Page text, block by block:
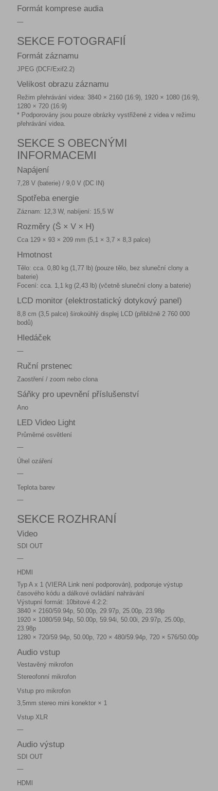
Formát komprese audia
—
SEKCE FOTOGRAFIÍ
Formát záznamu
JPEG (DCF/Exif2.2)
Velikost obrazu záznamu
Režim přehrávání videa: 3840 × 2160 (16:9), 1920 × 1080 (16:9),
1280 × 720 (16:9)
* Podporovány jsou pouze obrázky vystřižené z videa v režimu
přehrávání videa.
SEKCE S OBECNÝMI
INFORMACEMI
Napájení
7,28 V (baterie) / 9,0 V (DC IN)
Spotřeba energie
Záznam: 12,3 W, nabíjení: 15,5 W
Rozměry (Š × V × H)
Cca 129 × 93 × 209 mm (5,1 × 3,7 × 8,3 palce)
Hmotnost
Tělo: cca. 0,80 kg (1,77 lb) (pouze tělo, bez sluneční clony a
baterie)
Focení: cca. 1,1 kg (2,43 lb) (včetně sluneční clony a baterie)
LCD monitor (elektrostatický dotykový panel)
8,8 cm (3,5 palce) širokoúhlý displej LCD (přibližně 2 760 000
bodů)
Hledáček
—
Ruční prstenec
Zaostření / zoom nebo clona
Sáňky pro upevnění příslušenství
Ano
LED Video Light
Průměrné osvětlení
—
Úhel ozáření
—
Teplota barev
—
SEKCE ROZHRANÍ
Video
SDI OUT
—
HDMI
Typ A x 1 (VIERA Link není podporován), podporuje výstup
časového kódu a dálkové ovládání nahrávání
Výstupní formát: 10bitové 4:2:2:
3840 × 2160/59.94p, 50.00p, 29.97p, 25.00p, 23.98p
1920 × 1080/59.94p, 50.00p, 59.94i, 50.00i, 29.97p, 25.00p,
23.98p
1280 × 720/59.94p, 50.00p, 720 × 480/59.94p, 720 × 576/50.00p
Audio vstup
Vestavěný mikrofon
Stereofonní mikrofon
Vstup pro mikrofon
3,5mm stereo mini konektor × 1
Vstup XLR
—
Audio výstup
SDI OUT
—
HDMI